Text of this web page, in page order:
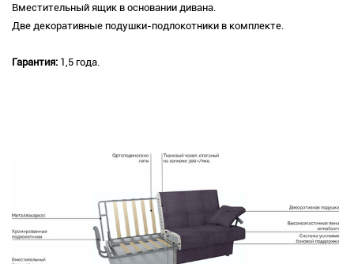
Вместительный ящик в основании дивана.
Две декоративные подушки-подлокотники в комплекте.
Гарантия: 1,5 года.